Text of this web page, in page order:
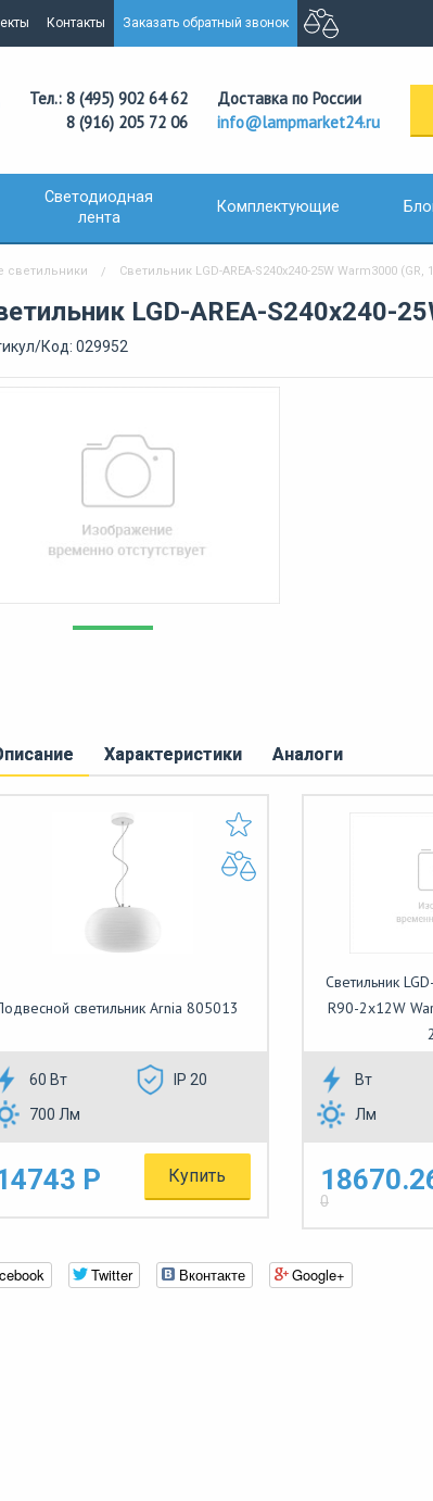
Контакты Заказать обратный звонок
Тел.: 8 (495) 902 64 62
8 (916) 205 72 06
Доставка по России
info@lampmarket24.ru
Светодиодная
лента
Комплектующие
светильники Светильник LGD-AREA-S240x240-25W Warm3000 (GR,
LGD-AREA-S240x240-
Код: 029952
Характеристики Аналоги
светильник Arnia 805013
60 Вт
IP 20
700 Лм
Р Купить
Светильник
R90-2x12W
Вт
Лм
0
Twitter Вконтакте Google+